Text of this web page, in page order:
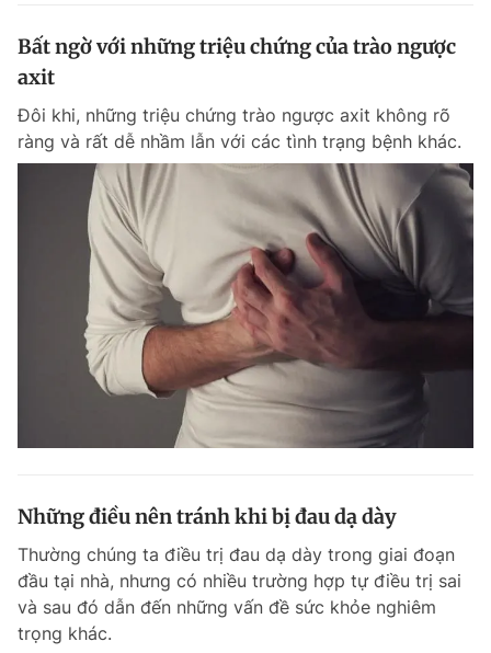
Bất ngờ với những triệu chứng của trào ngược
axit
Đôi khi, những triệu chứng trào ngược axit không rõ
ràng và rất dễ nhầm lẫn với các tình trạng bệnh khác.
Những điều nên tránh khi bị đau dạ dày
Thường chúng ta điều trị đau dạ dày trong giai đoạn
đầu tại nhà, nhưng có nhiều trường hợp tự điều trị sai
và sau đó dẫn đến những vấn đề sức khỏe nghiêm
trọng khác.